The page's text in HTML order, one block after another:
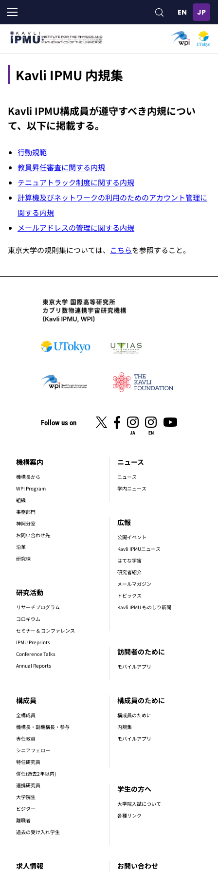
メ
イ
ン
Kavli IPMU 内規集
Kavli IPMU構成員が遵守すべき内規につい
て、以下に掲載する。
行動規範
教員昇任審査に関する内規
テニュアトラック制度に関する内規
計算機及びネットワークの利用のためのアカウント管理に
関する内規
メールアドレスの管理に関する内規
東京大学の規則集については、 こちらを参照すること。
Follow us on
JA EN
footer_main_menu
機構案内
機構長から
WPI Program
組織
事務部門
神岡分室
お問い合わせ先
沿革
研究棟
構成員
全構成員
機構長・副機構長・参与
専任教員
シニアフェロー
特任研究員
併任(過去2年以内)
連携研究員
大学院生
ビジター
離職者
過去の受け入れ学生
研究活動
リサーチプログラム
コロキウム
セミナー & コンファレンス
IPMU Preprints
Conference Talks
Annual Reports
ニュース
ニュース
学内ニュース
広報
公開イベント
Kavli IPMUニュース
はてな宇宙
研究者紹介
メールマガジン
トピックス
Kavli IPMU ものしり新聞
求人情報
訪問者のために
モバイルアプリ
構成員のために
構成員のために
内規集
モバイルアプリ
学生の方へ
大学院入試について
各種リンク
お問い合わせ